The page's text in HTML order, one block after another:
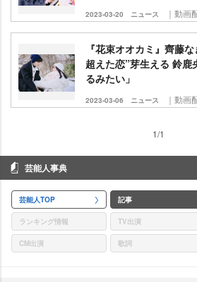
2023-03-20 ニュース ｜動画
『花束オオカミ』齊藤
超えた恋”芽生える 鈴
るみたい」
2023-03-06 ニュース ｜動画
1/1
芸能人事典
芸能人TOP 記事
ランキング情報 TV出演
CM出演 歌詞